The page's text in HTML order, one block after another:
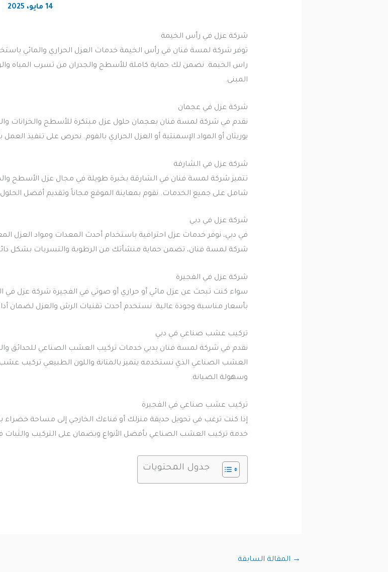
14 مايو، 2025
شركة عزل في رأس الخيمة
توفر شركة لمسة فنان في رأس الخيمة خدمات العزل الحراري والمائي
راس الخيمة. نضمن لك حماية كاملة للأسطح والجدران من تسرب المياه
المبنى.
شركة عزل في عجمان
نقدم في شركة لمسة فنان بعجمان حلول عزل مبتكرة للأسطح والخزانات
يوريثان أو المواد الإسمنتية أو العزل الحراري بالفوم. نحرص على تنفيذ
شركة عزل في الشارقة
تتميز شركة لمسة فنان في الشارقة بخبرة طويلة في مجال عزل الأسطح
شامل على جميع الخدمات. نقوم بمعاينة الموقع مجاناً وتقديم أفضل الحلول
شركة عزل في دبي
في دبي، نوفر خدمات عزل احترافية باستخدام أحدث المعدات ومواد
شركة لمسة فنان، تضمن حماية منشأتك من الرطوبة والتسربات بشكل
شركة عزل في الفجيرة
سواء كنت تبحث عن عزل مائي أو حراري أو صوتي في الفجيرة شركة عزل في
بأسعار مناسبة وجودة عالية. نستخدم أحدث تقنيات الرش والعزل لضمان
تركيب عشب صناعي في دبي
نقدم في شركة لمسة فنان بدبي خدمات تركيب العشب الصناعي للحدائق
العشب الصناعي الذي نستخدمه يتميز بالمتانة واللون الطبيعي تركيب
وسهولة الصيانة.
تركيب عشب صناعي في الفجيرة
إذا كنت ترغب في تحويل حديقة منزلك أو فناءك الخارجي إلى مساحة
خدمة تركيب العشب الصناعي بأفضل الأنواع وبضمان على التركيب
جدول المحتويات
→ المقالة السابقة